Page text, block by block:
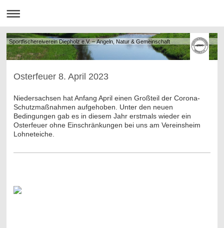
Sportfischereiverein Diepholz e.V. – Angeln, Natur & Gemeinschaft
Osterfeuer 8. April 2023
Niedersachsen hat Anfang April einen Großteil der Corona-
Schutzmaßnahmen aufgehoben. Unter den neuen
Bedingungen gab es in diesem Jahr erstmals wieder ein
Osterfeuer ohne Einschränkungen bei uns am Vereinsheim
Lohneteiche.